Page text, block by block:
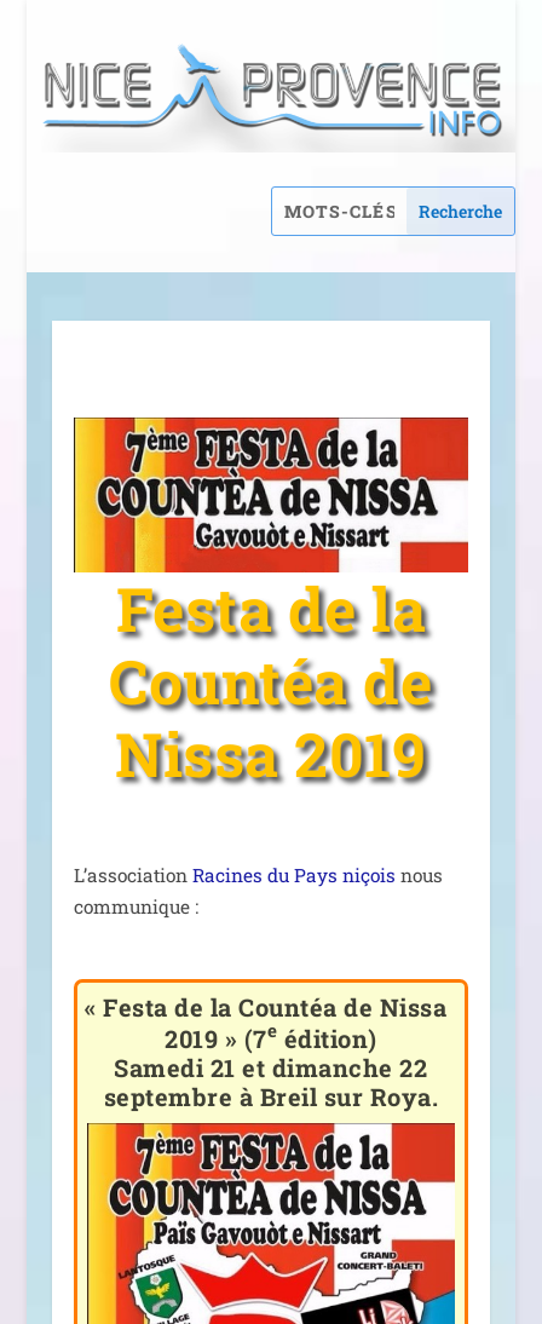
Festa de la
Countéa de
Nissa 2019
L’association Racines du Pays niçois nous
communique :
« Festa de la Countéa de Nissa
2019 » (7e édition)
Samedi 21 et dimanche 22
septembre à Breil sur Roya.